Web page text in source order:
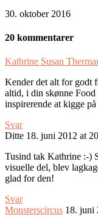
30. oktober 2016
20 kommentarer
Kathrine Susan
Kender det alt for godt
altid, i din skønne
inspirerende at kigge
Svar
Ditte 18. juni 2012 at
Tusind tak Kathrine :-)
visuelle del, blev
glad for den!
Svar
Monsterscircus 18. juni